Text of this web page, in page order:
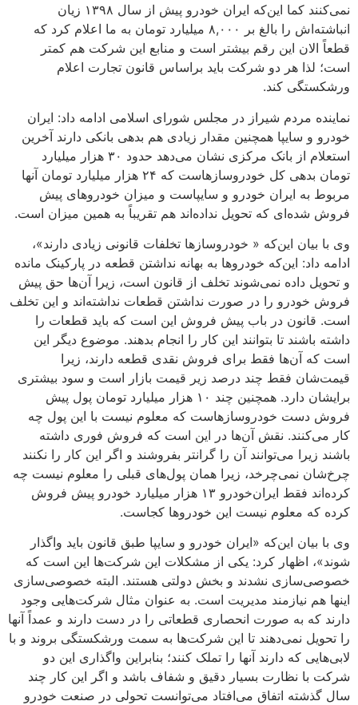
نمی‌کنند کما این‌که ایران خودرو پیش از سال ۱۳۹۸ زیان
انباشته‌اش را بالغ بر ۸,۰۰۰ میلیارد تومان به ما اعلام کرد که
قطعاً الان این رقم بیشتر است و منابع این شرکت هم کمتر
است؛ لذا هر دو شرکت باید براساس قانون تجارت اعلام
ورشکستگی کند.
نماینده مردم شیراز در مجلس شورای اسلامی ادامه داد: ایران
خودرو و سایپا همچنین مقدار زیادی هم بدهی بانکی دارند آخرین
استعلام از بانک مرکزی نشان می‌دهد حدود ۳۰ هزار میلیارد
تومان بدهی کل خودروسازهاست که ۲۴ هزار میلیارد تومان آنها
مربوط به ایران خودرو و سایپاست و میزان خودروهای پیش
فروش شده‌ای که تحویل نداده‌اند هم تقریباً به همین میزان است.
وی با بیان این‌که « خودروسازها تخلفات قانونی زیادی دارند»،
ادامه داد: این‌که خودروها به بهانه نداشتن قطعه در پارکینک مانده
و تحویل داده نمی‌شوند تخلف از قانون است، زیرا آن‌ها حق پیش
فروش خودرو را در صورت نداشتن قطعات نداشته‌اند و این تخلف
است. قانون در باب پیش فروش این است که باید قطعات را
داشته باشند تا بتوانند این کار را انجام بدهند. موضوع دیگر این
است که آن‌ها فقط برای فروش نقدی قطعه دارند، زیرا
قیمت‌شان فقط چند درصد زیر قیمت بازار است و سود بیشتری
برایشان دارد. همچنین چند ۱۰ هزار میلیارد تومان پول پیش
فروش دست خودروسازهاست که معلوم نیست با این پول چه
کار می‌کنند. نقش آن‌ها در این است که فروش فوری داشته
باشند زیرا می‌توانند آن را گرانتر بفروشند و اگر این کار را نکنند
چرخ‌شان نمی‌چرخد، زیرا همان پول‌های قبلی را معلوم نیست چه
کرده‌اند فقط ایران‌خودرو ۱۳ هزار میلیارد خودرو پیش فروش
کرده که معلوم نیست این خودروها کجاست.
وی با بیان این‌که «ایران خودرو و سایپا طبق قانون باید واگذار
شوند»، اظهار کرد: یکی از مشکلات این شرکت‌ها این است که
خصوصی‌سازی نشدند و بخش دولتی هستند. البته خصوصی‌سازی
اینها هم نیازمند مدیریت است. به عنوان مثال شرکت‌هایی وجود
دارند که به صورت انحصاری قطعاتی را در دست دارند و عمداً آنها
را تحویل نمی‌دهند تا این شرکت‌ها به سمت ورشکستگی بروند و با
لابی‌هایی که دارند آنها را تملک کنند؛ بنابراین واگذاری این دو
شرکت با نظارت بسیار دقیق و شفاف باشد و اگر این کار چند
سال گذشته اتفاق می‌افتاد می‌توانست تحولی در صنعت خودرو